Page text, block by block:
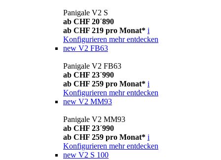
Panigale V2 S
ab CHF 20´890
ab CHF 219 pro Monat* i
Konfigurieren mehr entdecken
new V2 FB63
Panigale V2 FB63
ab CHF 23´990
ab CHF 259 pro Monat* i
Konfigurieren mehr entdecken
new V2 MM93
Panigale V2 MM93
ab CHF 23´990
ab CHF 259 pro Monat* i
Konfigurieren mehr entdecken
new V2 S 100